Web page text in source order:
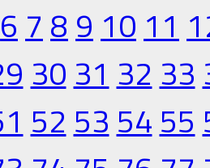
6 7 8 9 10 11
30 31 32 33
52 53 54 55